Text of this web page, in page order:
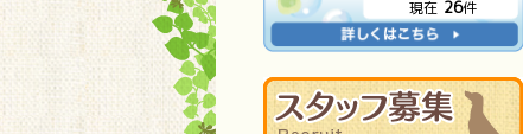
現在 26件